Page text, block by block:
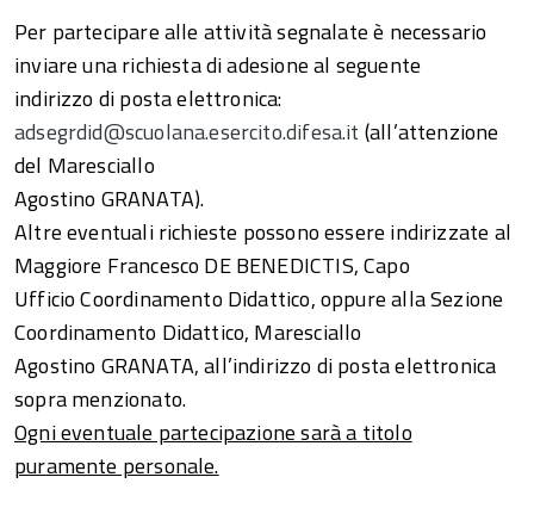
Per partecipare alle attività segnalate è necessario
inviare una richiesta di adesione al seguente
indirizzo di posta elettronica:
adsegrdid@scuolana.esercito.difesa.it (all’attenzione
del Maresciallo
Agostino GRANATA).
Altre eventuali richieste possono essere indirizzate al
Maggiore Francesco DE BENEDICTIS, Capo
Ufficio Coordinamento Didattico, oppure alla Sezione
Coordinamento Didattico, Maresciallo
Agostino GRANATA, all’indirizzo di posta elettronica
sopra menzionato.
Ogni eventuale partecipazione sarà a titolo
puramente personale.